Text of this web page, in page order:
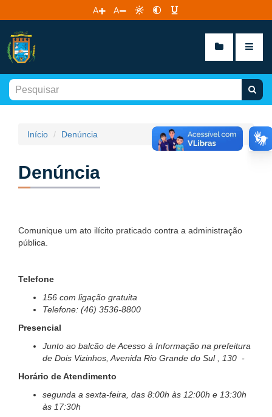
A A
Início Denúncia
Denúncia
Comunique um ato ilícito praticado contra a administração
pública.
Telefone
156 com ligação gratuita
Telefone: (46) 3536-8800
Presencial
Junto ao balcão de Acesso à Informação na prefeitura
de Dois Vizinhos, Avenida Rio Grande do Sul , 130 -
Horário de Atendimento
segunda a sexta-feira, das 8:00h às 12:00h e 13:30h
às 17:30h